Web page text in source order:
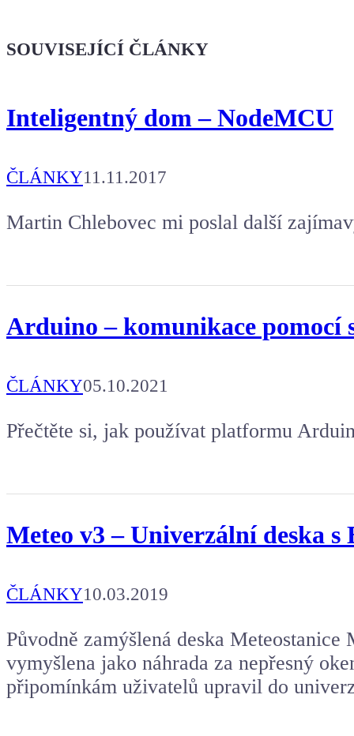
SOUVISEJÍCÍ ČLÁNKY
Inteligentný dom – NodeMCU
ČLÁNKY11.11.2017
Martin Chlebovec mi poslal další
Arduino – komunikace pomocí
ČLÁNKY05.10.2021
Přečtěte si, jak používat platformu
Meteo v3 – Univerzální deska s
ČLÁNKY10.03.2019
Původně zamýšlená deska
vymyšlena jako náhrada za nepřesný
připomínkám uživatelů upravil do